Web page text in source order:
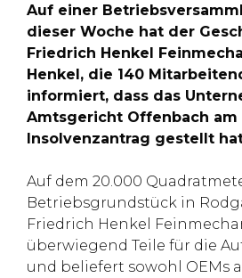
Auf einer
dieser Woche hat der
Friedrich Henkel
Henkel, die 140
informiert, dass das
Amtsgericht Offenbach am
Insolvenzantrag gestellt
Auf dem 20.000
Betriebsgrundstück in
Friedrich Henkel
überwiegend Teile für die
und beliefert sowohl OEMs